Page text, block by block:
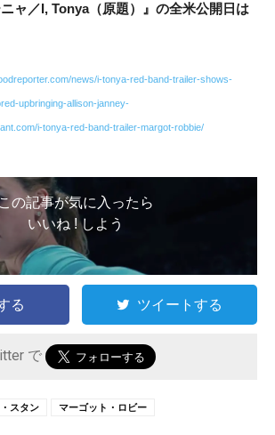
ャ／I, Tonya（原題）』の全米公開日は
news/i-tonya-red-band-trailer-shows-
upbringing-allison-janney-
i-tonya-red-band-trailer-margot-robbie/
の記事が気に入ったら
いいね ! しよう
る ツイートする
で
スタン マーゴット・ロビー